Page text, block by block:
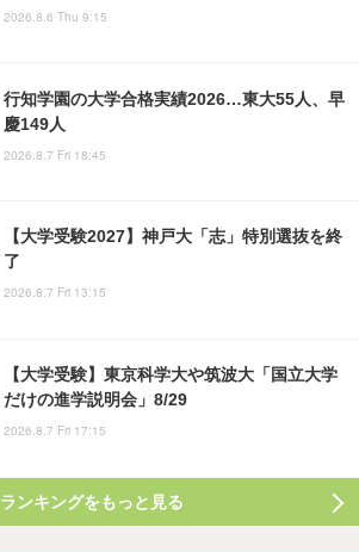
2026.8.6 Thu 9:15
行知学園の大学合格実績2026…東大55人、早
慶149人
2026.8.7 Fri 18:45
【大学受験2027】神戸大「志」特別選抜を終
了
2026.8.7 Fri 13:15
【大学受験】東京科学大や筑波大「国立大学
だけの進学説明会」8/29
2026.8.7 Fri 17:15
ランキングをもっと見る